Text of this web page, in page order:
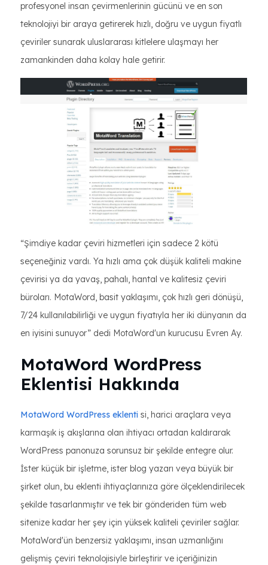
profesyonel insan çevirmenlerinin gücünü ve en son
teknolojiyi bir araya getirerek hızlı, doğru ve uygun fiyatlı
çeviriler sunarak uluslararası kitlelere ulaşmayı her
zamankinden daha kolay hale getirir.
“Şimdiye kadar çeviri hizmetleri için sadece 2 kötü
seçeneğiniz vardı. Ya hızlı ama çok düşük kaliteli makine
çevirisi ya da yavaş, pahalı, hantal ve kalitesiz çeviri
büroları. MotaWord, basit yaklaşımı, çok hızlı geri dönüşü,
7/24 kullanılabilirliği ve uygun fiyatıyla her iki dünyanın da
en iyisini sunuyor” dedi MotaWord'un kurucusu Evren Ay.
MotaWord WordPress
Eklentisi Hakkında
MotaWord WordPress eklenti si, harici araçlara veya
karmaşık iş akışlarına olan ihtiyacı ortadan kaldırarak
WordPress panonuza sorunsuz bir şekilde entegre olur.
İster küçük bir işletme, ister blog yazarı veya büyük bir
şirket olun, bu eklenti ihtiyaçlarınıza göre ölçeklendirilecek
şekilde tasarlanmıştır ve tek bir gönderiden tüm web
sitenize kadar her şey için yüksek kaliteli çeviriler sağlar.
MotaWord'ün benzersiz yaklaşımı, insan uzmanlığını
gelişmiş çeviri teknolojisiyle birleştirir ve içeriğinizin